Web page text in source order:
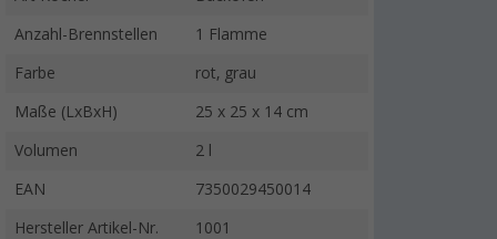
Anzahl-Brennstellen 1 Flamme
Farbe rot, grau
Maße (LxBxH) 25 x 25 x 14 cm
Volumen 2 l
EAN 7350029450014
Hersteller Artikel-Nr. 1001